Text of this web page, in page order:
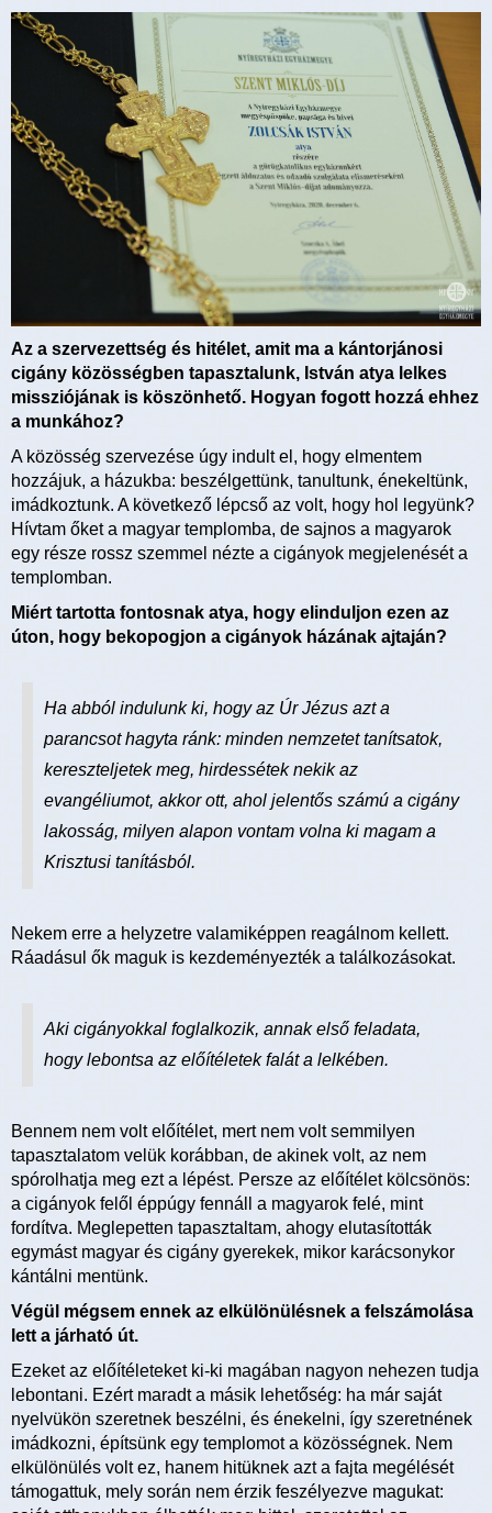
Az a szervezettség és hitélet, amit ma a kántorjánosi
cigány közösségben tapasztalunk, István atya lelkes
missziójának is köszönhető. Hogyan fogott hozzá ehhez
a munkához?
A közösség szervezése úgy indult el, hogy elmentem
hozzájuk, a házukba: beszélgettünk, tanultunk, énekeltünk,
imádkoztunk. A következő lépcső az volt, hogy hol legyünk?
Hívtam őket a magyar templomba, de sajnos a magyarok
egy része rossz szemmel nézte a cigányok megjelenését a
templomban.
Miért tartotta fontosnak atya, hogy elinduljon ezen az
úton, hogy bekopogjon a cigányok házának ajtaján?
Ha abból indulunk ki, hogy az Úr Jézus azt a
parancsot hagyta ránk: minden nemzetet tanítsatok,
kereszteljetek meg, hirdessétek nekik az
evangéliumot, akkor ott, ahol jelentős számú a cigány
lakosság, milyen alapon vontam volna ki magam a
Krisztusi tanításból.
Nekem erre a helyzetre valamiképpen reagálnom kellett.
Ráadásul ők maguk is kezdeményezték a találkozásokat.
Aki cigányokkal foglalkozik, annak első feladata,
hogy lebontsa az előítéletek falát a lelkében.
Bennem nem volt előítélet, mert nem volt semmilyen
tapasztalatom velük korábban, de akinek volt, az nem
spórolhatja meg ezt a lépést. Persze az előítélet kölcsönös:
a cigányok felől éppúgy fennáll a magyarok felé, mint
fordítva. Meglepetten tapasztaltam, ahogy elutasították
egymást magyar és cigány gyerekek, mikor karácsonykor
kántálni mentünk.
Végül mégsem ennek az elkülönülésnek a felszámolása
lett a járható út.
Ezeket az előítéleteket ki-ki magában nagyon nehezen tudja
lebontani. Ezért maradt a másik lehetőség: ha már saját
nyelvükön szeretnek beszélni, és énekelni, így szeretnének
imádkozni, építsünk egy templomot a közösségnek. Nem
elkülönülés volt ez, hanem hitüknek azt a fajta megélését
támogattuk, mely során nem érzik feszélyezve magukat: